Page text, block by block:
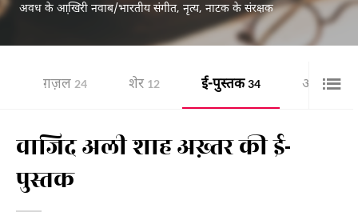
अवध के आखि़री नवाब/भारतीय संगीत, नृत्य, नाटक के संरक्षक
ग़ज़ल 24 शेर 12 ई-पुस्तक 34 ऑडियो
वाजिद अली शाह अख़्तर की ई-
पुस्तक